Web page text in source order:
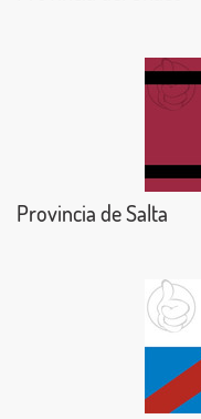
Provincia de Salta